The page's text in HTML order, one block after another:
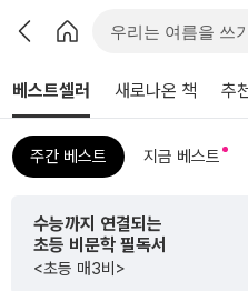
베스트셀러 새로나온 책 추
주간 베스트 지금 베스트
수능까지 연결되는
초등 비문학 필독서
<초등 매3비>